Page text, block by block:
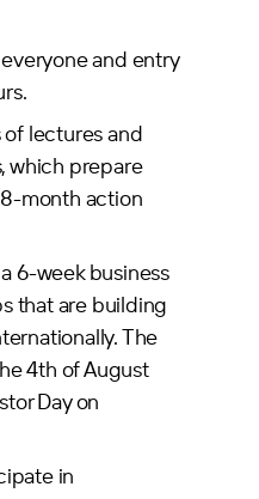
and entry
lectures and
which prepare
month action
6-week business
that are building
The
4th of August
Day on
in